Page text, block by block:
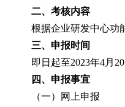
二、考核内容
根据企业研发中心功
三、申报时间
即日起至2023年4月20
四、申报事宜
（一）网上申报